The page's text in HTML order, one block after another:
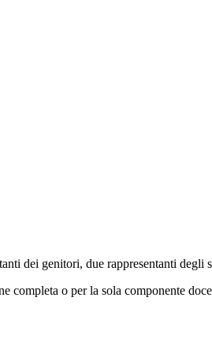
dei genitori, due rappresentanti
completa o per la sola componente